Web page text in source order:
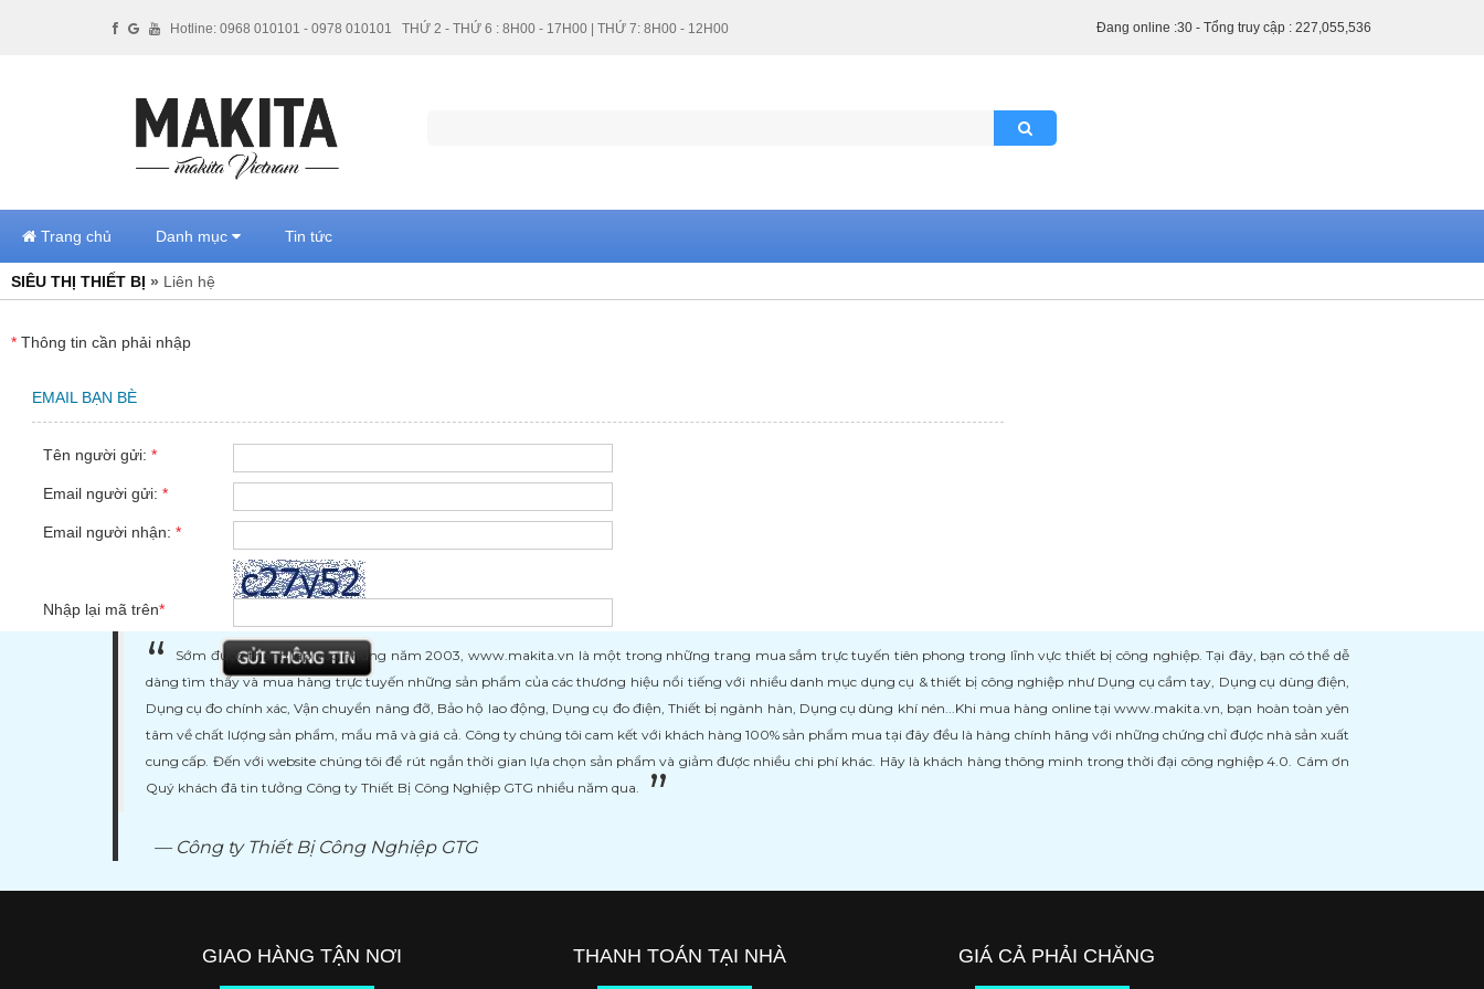
Trang chủ Danh mục Tin tức
SIÊU THỊ THIẾT BỊ » Liên hệ
* Thông tin cần phải nhập
EMAIL BẠN BÈ
Tên người gửi: *
Email người gửi: *
Email người nhận: *
Nhập lại mã trên*
Sớm được thành lập vào những năm 2003, www.makita.vn là một trong những trang mua sắm trực tuyến tiên phong trong lĩnh vực thiết bị công nghiệp. Tại đây, bạn có thể dễ
dàng tìm thấy và mua hàng trực tuyến những sản phẩm của các thương hiệu nổi tiếng với nhiều danh mục dụng cụ & thiết bị công nghiệp như Dụng cụ cầm tay, Dụng cụ dùng điện,
Dụng cụ đo chính xác, Vận chuyển nâng đỡ, Bảo hộ lao động, Dụng cụ đo điện, Thiết bị ngành hàn, Dụng cụ dùng khí nén...Khi mua hàng online tại www.makita.vn, bạn hoàn toàn yên
tâm về chất lượng sản phẩm, mẩu mã và giá cả. Công ty chúng tôi cam kết với khách hàng 100% sản phẩm mua tại đây đều là hàng chính hãng với những chứng chỉ được nhà sản xuất
cung cấp. Đến với website chúng tôi để rút ngắn thời gian lựa chọn sản phẩm và giảm được nhiều chi phí khác. Hãy là khách hàng thông minh trong thời đại công nghiệp 4.0. Cám ơn
Quý khách đã tin tưởng Công ty Thiết Bị Công Nghiệp GTG nhiều năm qua.
Công ty Thiết Bị Công Nghiệp GTG
GIAO HÀNG TẬN NƠI THANH TOÁN TẠI NHÀ GIÁ CẢ PHẢI CHĂNG
Hotline: 0968 010101 - 0978 010101 THỨ 2 - THỨ 6 : 8H00 - 17H00 | THỨ 7: 8H00 - 12H00 Đang online :30 - Tổng truy cập : 227,055,536